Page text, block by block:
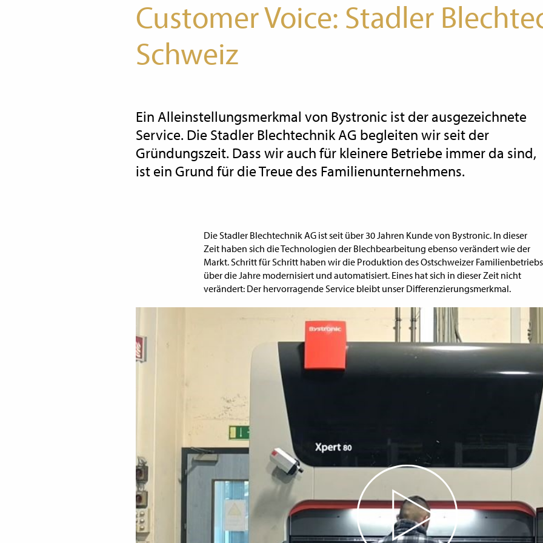
Customer Voice: Stadler
Schweiz
Ein Alleinstellungsmerkmal von Bystronic ist der ausgezeichnete
Service. Die Stadler Blechtechnik AG begleiten wir seit der
Gründungszeit. Dass wir auch für kleinere Betriebe immer da sind,
ist ein Grund für die Treue des Familienunternehmens.
Die Stadler Blechtechnik AG ist seit über 30 Jahren Kunde von Bystronic. In dieser
Zeit haben sich die Technologien der Blechbearbeitung ebenso verändert wie der
Markt. Schritt für Schritt haben wir die Produktion des Ostschweizer Familienbetriebs
über die Jahre modernisiert und automatisiert. Eines hat sich in dieser Zeit nicht
verändert: Der hervorragende Service bleibt unser Differenzierungsmerkmal.